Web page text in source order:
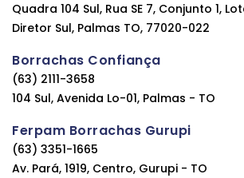
Quadra 104 Sul, Rua SE 7, Conjunto 1,
Diretor Sul, Palmas TO, 77020-022
Borrachas Confiança
(63) 2111-3658
104 Sul, Avenida Lo-01, Palmas - TO
Ferpam Borrachas Gurupi
(63) 3351-1665
Av. Pará, 1919, Centro, Gurupi - TO